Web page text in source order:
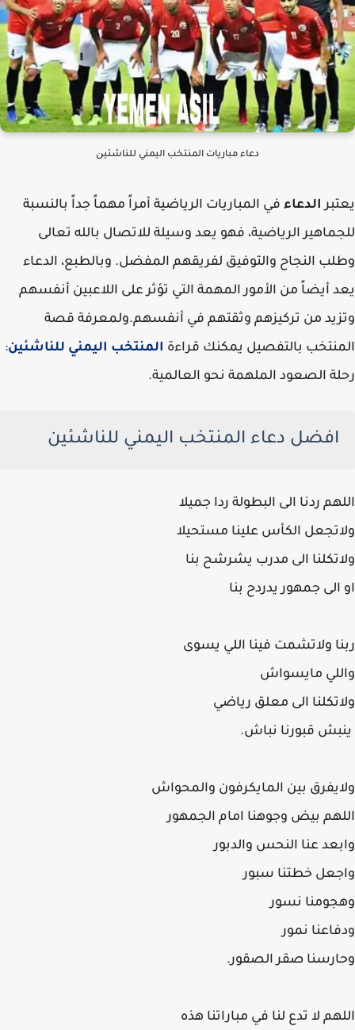
دعاء مباريات المنتخب اليمني للناشئين
الدعاءفي المباريات الرياضية أمراً مهماً جداً بالنسبة
الرياضية، فهو يعد وسيلة للاتصال بالله تعالى
النجاح والتوفيق لفريقهم المفضل. وبالطبع، الدعاء
أيضاً من الأمور المهمة التي تؤثر على اللاعبين أنفسهم
من تركيزهم وثقتهم في أنفسهم.ولمعرفة قصة
بالتفصيل يمكنك قراءةالمنتخب اليمني للناشئين:
الصعود الملهمة نحو العالمية.
افضل دعاء المنتخب اليمني للناشئين
ردنا الى البطولة ردا جميلا
الكأس علينا مستحيلا
الى مدرب يشرشح بنا
جمهور يدردح بنا
ولاتشمت فينا اللي يسوى
مايسواش
الى معلق رياضي
قبورنا نباش.
بين المايكرفون والمحواش
بيض وجوهنا امام الجمهور
عنا النحس والدبور
خطتنا سبور
نسور
نمور
صقر الصقور.
لا تدع لنا في مباراتنا هذه